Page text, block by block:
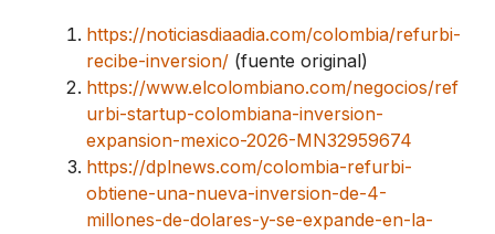
https://noticiasdiaadia.com/colombia/refurbi-
recibe-inversion/ (fuente original)
https://www.elcolombiano.com/negocios/ref
urbi-startup-colombiana-inversion-
expansion-mexico-2026-MN32959674
https://dplnews.com/colombia-refurbi-
obtiene-una-nueva-inversion-de-4-
millones-de-dolares-y-se-expande-en-la-